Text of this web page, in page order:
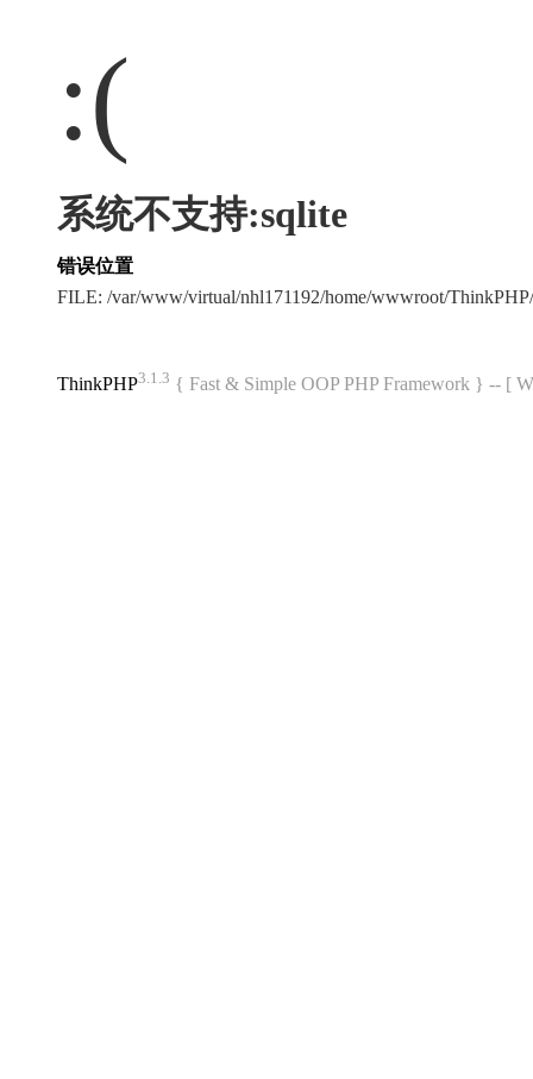
:(
系统不支持:sqlite
错误位置
FILE: /var/www/virtual/nhl171192/home/wwwroot/
ThinkPHP3.1.3 { Fast & Simple OOP PHP Framework } -- [